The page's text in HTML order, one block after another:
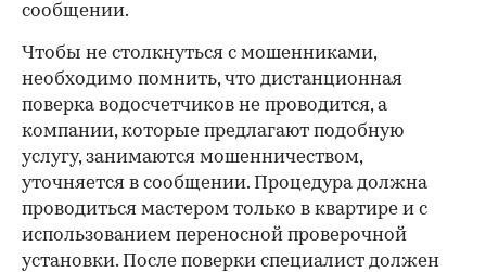
сообщении.
Чтобы не столкнуться с мошенниками,
необходимо помнить, что дистанционная
поверка водосчетчиков не проводится, а
компании, которые предлагают подобную
услугу, занимаются мошенничеством,
уточняется в сообщении. Процедура должна
проводиться мастером только в квартире и с
использованием переносной проверочной
установки. После поверки специалист должен